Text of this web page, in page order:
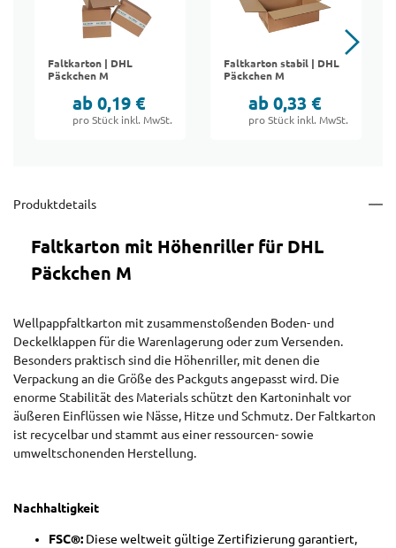
Faltkarton | DHL
Päckchen M
ab 0,19 €
pro Stück inkl. MwSt.
Faltkarton stabil | DHL
Päckchen M
ab 0,33 €
pro Stück inkl. MwSt.
Produktdetails
Faltkarton mit Höhenriller für DHL
Päckchen M
Wellpappfaltkarton mit zusammenstoßenden Boden- und
Deckelklappen für die Warenlagerung oder zum Versenden.
Besonders praktisch sind die Höhenriller, mit denen die
Verpackung an die Größe des Packguts angepasst wird. Die
enorme Stabilität des Materials schützt den Kartoninhalt vor
äußeren Einflüssen wie Nässe, Hitze und Schmutz. Der Faltkarton
ist recycelbar und stammt aus einer ressourcen- sowie
umweltschonenden Herstellung.
Nachhaltigkeit
FSC®: Diese weltweit gültige Zertifizierung garantiert,